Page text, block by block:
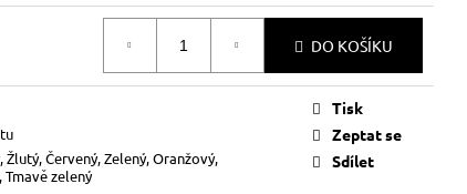
DO KOŠÍKU
Žlutý, Červený, Zelený, Oranžový,
Tmavě zelený
Tisk
Zeptat se
Sdílet